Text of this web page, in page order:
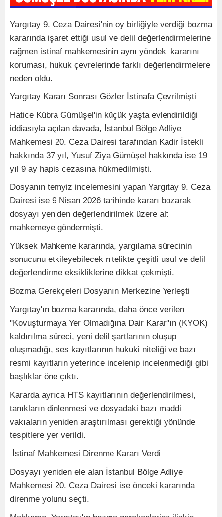
Yargıtay 9. Ceza Dairesi'nin oy birliğiyle verdiği bozma
kararında işaret ettiği usul ve delil değerlendirmelerine
rağmen istinaf mahkemesinin aynı yöndeki kararını
koruması, hukuk çevrelerinde farklı değerlendirmelere
neden oldu.
Yargıtay Kararı Sonrası Gözler İstinafa Çevrilmişti
Hatice Kübra Gümüşel'in küçük yaşta evlendirildiği
iddiasıyla açılan davada, İstanbul Bölge Adliye
Mahkemesi 20. Ceza Dairesi tarafından Kadir İstekli
hakkında 37 yıl, Yusuf Ziya Gümüşel hakkında ise 19
yıl 9 ay hapis cezasına hükmedilmişti.
Dosyanın temyiz incelemesini yapan Yargıtay 9. Ceza
Dairesi ise 9 Nisan 2026 tarihinde kararı bozarak
dosyayı yeniden değerlendirilmek üzere alt
mahkemeye göndermişti.
Yüksek Mahkeme kararında, yargılama sürecinin
sonucunu etkileyebilecek nitelikte çeşitli usul ve delil
değerlendirme eksikliklerine dikkat çekmişti.
Bozma Gerekçeleri Dosyanın Merkezine Yerleşti
Yargıtay'ın bozma kararında, daha önce verilen
"Kovuşturmaya Yer Olmadığına Dair Karar"ın (KYOK)
kaldırılma süreci, yeni delil şartlarının oluşup
oluşmadığı, ses kayıtlarının hukuki niteliği ve bazı
resmi kayıtların yeterince incelenip incelenmediği gibi
başlıklar öne çıktı.
Kararda ayrıca HTS kayıtlarının değerlendirilmesi,
tanıkların dinlenmesi ve dosyadaki bazı maddi
vakıaların yeniden araştırılması gerektiği yönünde
tespitlere yer verildi.
İstinaf Mahkemesi Direnme Kararı Verdi
Dosyayı yeniden ele alan İstanbul Bölge Adliye
Mahkemesi 20. Ceza Dairesi ise önceki kararında
direnme yolunu seçti.